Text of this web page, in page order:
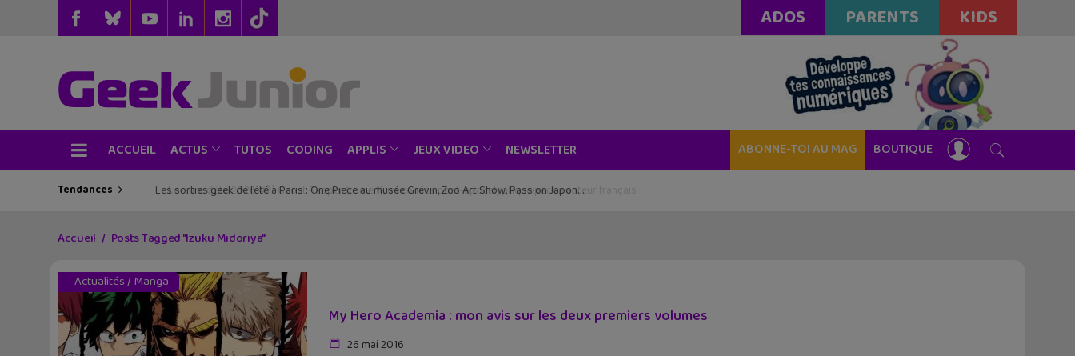
ADOS PARENTS KIDS
ACCUEIL ACTUS TUTOS CODING APPLIS JEUX VIDEO NEWSLETTER ABONNE-TOI AU MAG BOUTIQUE
Tendances Les sorties geek de l’été à Paris : One Piece au musée Grévin, Zoo Art Show, Passion Japon…
Accueil Posts Tagged "Izuku Midoriya"
Actualités/ Manga
My Hero Academia : mon avis sur les deux premiers volumes
26 mai 2016